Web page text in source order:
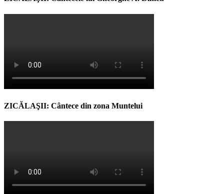
ZICĂLAŞII: Cântece din zona Muntelui